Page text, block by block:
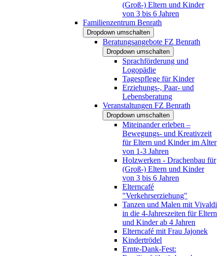
(Groß-) Eltern und Kinder
von 3 bis 6 Jahren
Familienzentrum Benrath
Dropdown umschalten
Beratungsangebote FZ Benrath
Dropdown umschalten
Sprachförderung und
Logopädie
Tagespflege für Kinder
Erziehungs-, Paar- und
Lebensberatung
Veranstaltungen FZ Benrath
Dropdown umschalten
Miteinander erleben –
Bewegungs- und Kreativzeit
für Eltern und Kinder im Alter
von 1-3 Jahren
Holzwerken - Drachenbau für
(Groß-) Eltern und Kinder
von 3 bis 6 Jahren
Elterncafé
"Verkehrserziehung"
Tanzen und Malen mit Vivaldi
in die 4-Jahreszeiten für Eltern
und Kinder ab 4 Jahren
Elterncafé mit Frau Jajonek
Kindertrödel
Ernte-Dank-Fest: